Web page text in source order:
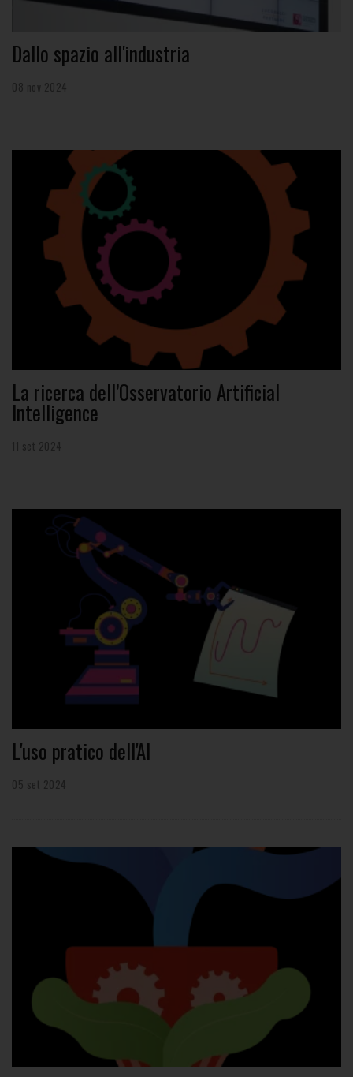
Dallo spazio all'industria
08 nov 2024
La ricerca dell’Osservatorio Artificial
Intelligence
11 set 2024
L'uso pratico dell'AI
05 set 2024